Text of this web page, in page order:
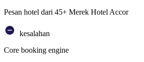
Pesan hotel dari 45+ Merek Hotel Accor
kesalahan
Core booking engine